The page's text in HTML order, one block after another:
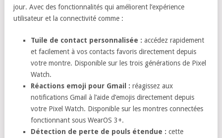
jour. Avec des fonctionnalités qui améliorent l’expérience
utilisateur et la connectivité comme :
Tuile de contact personnalisée : accédez rapidement
et facilement à vos contacts favoris directement depuis
votre montre. Disponible sur les trois générations de Pixel
Watch.
Réactions emoji pour Gmail : réagissez aux
notifications Gmail à l’aide d’emojis directement depuis
votre Pixel Watch. Disponible sur les montres connectées
fonctionnant sous WearOS 3+.
Détection de perte de pouls étendue : cette